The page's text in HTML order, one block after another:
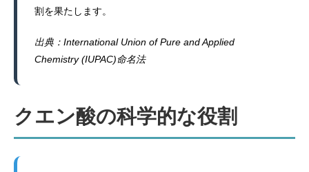
割を果たします。
出典：International Union of Pure and Applied
Chemistry (IUPAC)命名法
クエン酸の科学的な役割